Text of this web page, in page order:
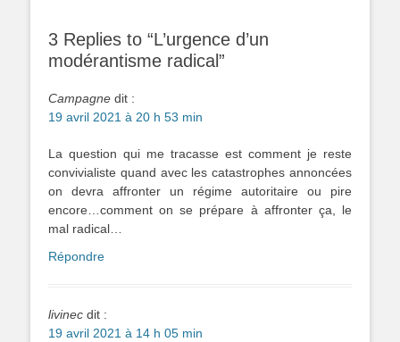
3 Replies to “L’urgence d’un
modérantisme radical”
Campagne dit :
19 avril 2021 à 20 h 53 min
La question qui me tracasse est comment je reste
convivialiste quand avec les catastrophes annoncées
on devra affronter un régime autoritaire ou pire
encore…comment on se prépare à affronter ça, le
mal radical…
Répondre
livinec dit :
19 avril 2021 à 14 h 05 min